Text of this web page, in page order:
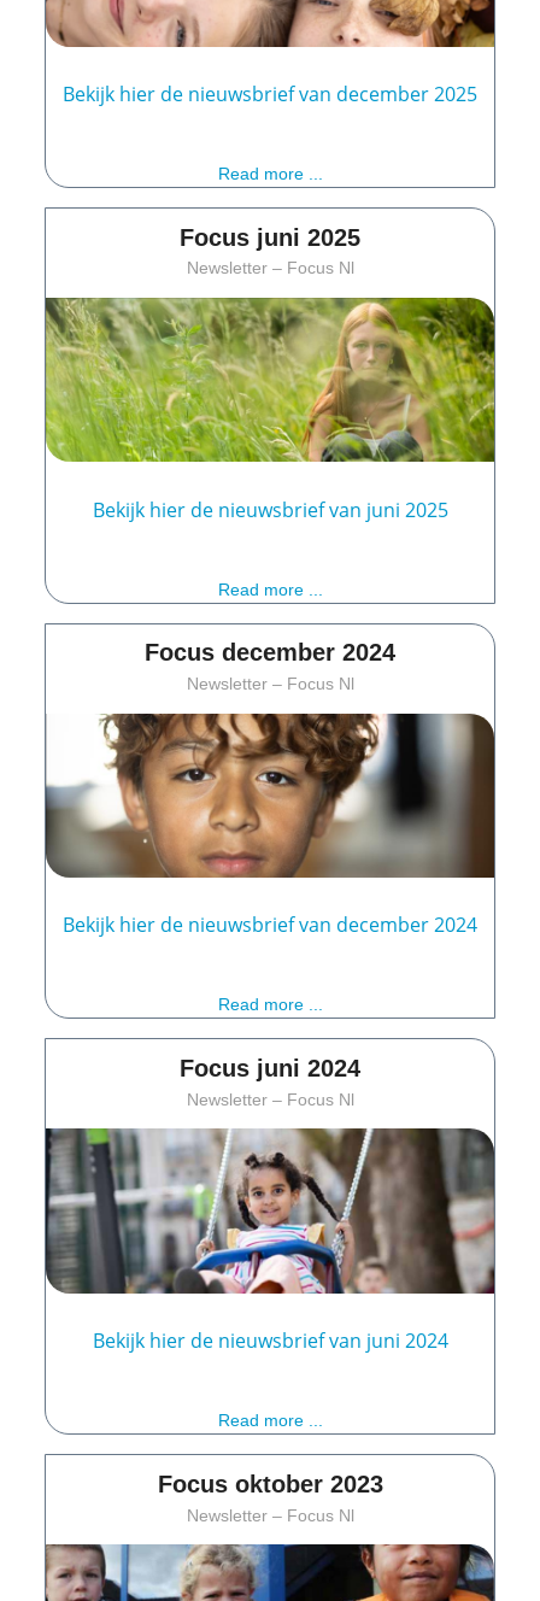
Bekijk hier de nieuwsbrief van december 2025
Read more ...
Focus juni 2025
Newsletter – Focus Nl
Bekijk hier de nieuwsbrief van juni 2025
Read more ...
Focus december 2024
Newsletter – Focus Nl
Bekijk hier de nieuwsbrief van december 2024
Read more ...
Focus juni 2024
Newsletter – Focus Nl
Bekijk hier de nieuwsbrief van juni 2024
Read more ...
Focus oktober 2023
Newsletter – Focus Nl